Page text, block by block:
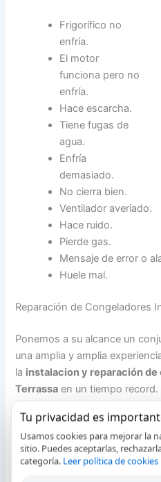
Frigorífico no
enfría.
El motor
funciona pero no
enfría.
Hace escarcha.
Tiene fugas de
agua.
Enfría
demasiado.
No cierra bien.
Ventilador averiado.
Hace ruido.
Pierde gas.
Mensaje de error o
Huele mal.
Reparación de Congeladores
Ponemos a su alcance un
una amplia y amplia
la instalacion y reparación
Terrassa en un tiempo
contestación de primer nivel
servicio tecnico autorizado
de congeladores Indesit. Nos
Tu privacidad es
Usamos cookies para mejorar la
sitio. Puedes aceptarlas,
categoría. Leer política de cookies